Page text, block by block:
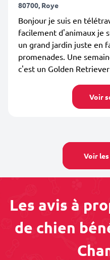
80700, Roye
Bonjour je suis en
facilement d'animaux je
un grand jardin juste en
promenades. Une
c'est un Golden
Voir
Voir
Les avis à
de chien